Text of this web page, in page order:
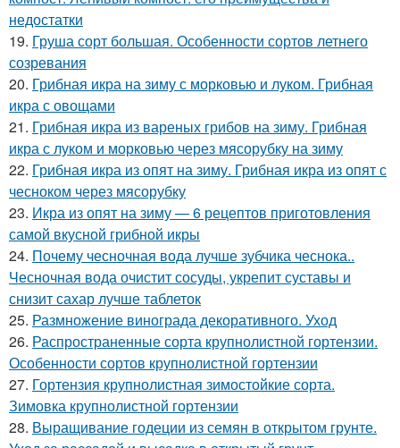
недостатки
19. Груша сорт большая. Особенности сортов летнего
созревания
20. Грибная икра на зиму с морковью и луком. Грибная
икра с овощами
21. Грибная икра из вареных грибов на зиму. Грибная
икра с луком и морковью через мясорубку на зиму
22. Грибная икра из опят на зиму. Грибная икра из опят с
чесноком через мясорубку
23. Икра из опят на зиму — 6 рецептов приготовления
самой вкусной грибной икры
24. Почему чесночная вода лучше зубчика чеснока..
Чесночная вода очистит сосуды, укрепит суставы и
снизит сахар лучше таблеток
25. Размножение винограда декоративного. Уход
26. Распространенные сорта крупнолистной гортензии.
Особенности сортов крупнолистной гортензии
27. Гортензия крупнолистная зимостойкие сорта.
Зимовка крупнолистной гортензии
28. Выращивание годеции из семян в открытом грунте.